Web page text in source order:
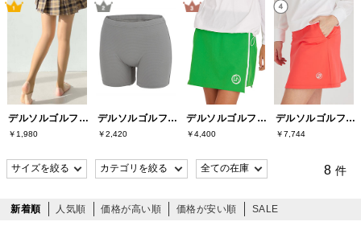
デルソルゴルフ(DELSOL GOLF)
￥1,980
デルソルゴルフ(DELSOL GOLF)
￥2,420
デルソルゴルフ(DELSOL GOLF)
￥4,400
デルソルゴルフ(DELSOL GOLF)
￥7,744
8 件
新着順 人気順 価格が高い順 価格が安い順 SALE